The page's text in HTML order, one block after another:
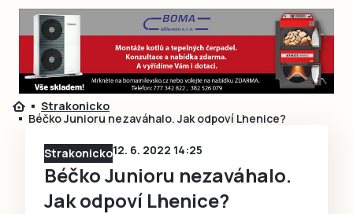
Obnovit heslo
Přihlásit se
Přihlásit se přes Facebook
Ještě nemám účet, chci se
Blogy
Inspirace
Čtenáři píší
Speciální přílohy
Strakonicko
Béčko Junioru nezaváhalo. Jak odpoví Lhenice?
Strakonicko12. 6. 2022 14:25
Béčko Junioru nezaváhalo.
Jak odpoví Lhenice?